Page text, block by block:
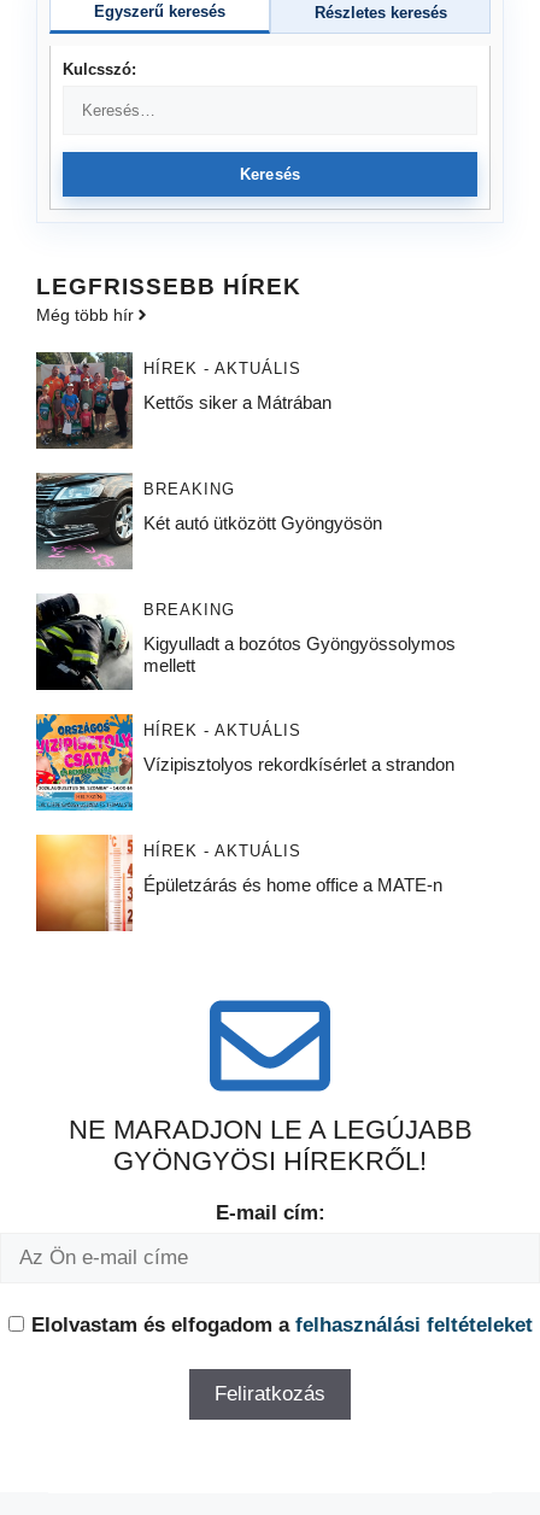
Egyszerű keresés Részletes keresés
Kulcsszó:
Keresés
LEGFRISSEBB HÍREK
Még több hír
HÍREK - AKTUÁLIS
Kettős siker a Mátrában
BREAKING
Két autó ütközött Gyöngyösön
BREAKING
Kigyulladt a bozótos Gyöngyössolymos
mellett
HÍREK - AKTUÁLIS
Vízipisztolyos rekordkísérlet a strandon
HÍREK - AKTUÁLIS
Épületzárás és home office a MATE-n
NE MARADJON LE A LEGÚJABB
GYÖNGYÖSI HÍREKRŐL!
E-mail cím:
Elolvastam és elfogadom a felhasználási feltételeket